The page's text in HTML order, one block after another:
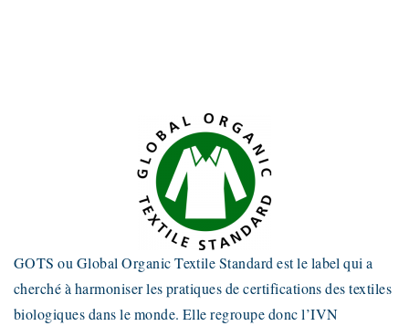
GOTS ou Global Organic Textile Standard est le label qui a
cherché à harmoniser les pratiques de certifications des textiles
biologiques dans le monde. Elle regroupe donc l’IVN